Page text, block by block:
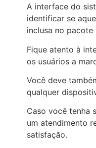
A interface do
identificar se
inclusa no
Fique atento à
os usuários a
Você deve
qualquer
Caso você tenha
um atendimento
satisfação.